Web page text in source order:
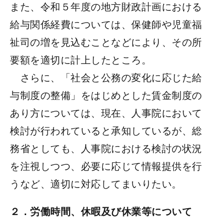
また、令和５年度の地方財政計画における
給与関係経費については、保健師や児童福
祉司の増を見込むことなどにより、その所
要額を適切に計上したところ。
さらに、「社会と公務の変化に応じた給
与制度の整備」をはじめとした賃金制度の
あり方については、現在、人事院において
検討が行われていると承知しているが、総
務省としても、人事院における検討の状況
を注視しつつ、必要に応じて情報提供を行
うなど、適切に対応してまいりたい。
２．労働時間、休暇及び休業等について